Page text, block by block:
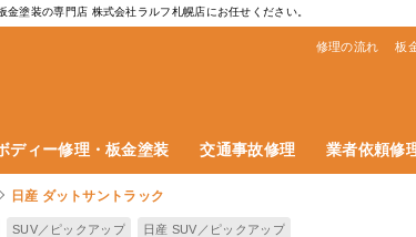
塗装の専門店 株式会社ラルフ札幌店にお任せください。
修理の流れ 板
ディー修理・板金塗装 交通事故修理 業者依頼修
日産 ダットサントラック
SUV／ピックアップ 日産 SUV／ピックアップ